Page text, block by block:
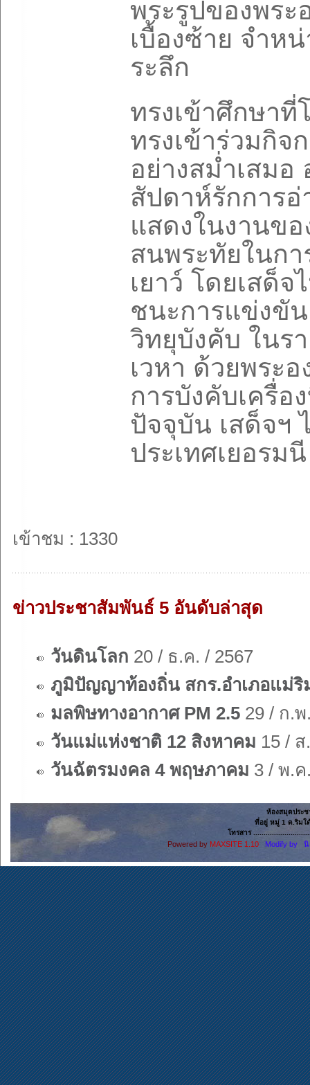
พระรูปของพระ
เบื้องซ้าย จำห
ระลึก
ทรงเข้าศึกษาที่
ทรงเข้าร่วมกิจ
อย่างสม่ำเสมอ
สัปดาห์รักการอ่
แสดงในงานขอ
สนพระทัยในก
เยาว์ โดยเสด็
ชนะการแข่งขั
วิทยุบังคับ ในร
เวหา ด้วยพระ
การบังคับเครื่อ
ปัจจุบัน เสด็จฯ
ประเทศเยอรมนี
เข้าชม : 1330
ข่าวประชาสัมพันธ์ 5 อันดับล่าสุด
วันดินโลก 20 / ธ.ค. / 2567
ภูมิปัญญาท้องถิ่น สกร.อำเภอแม่ริ
มลพิษทางอากาศ PM 2.5 29 / ก.พ
วันแม่แห่งชาติ 12 สิงหาคม 15 /
วันฉัตรมงคล 4 พฤษภาคม 3 / พ.ค
ห้องสมุดประ
ที่อยู่ หมู่ 1 ต.ริมใ
โทรสาร
Powered by MAXSITE 1.10 Modify by